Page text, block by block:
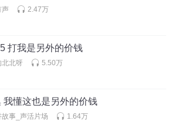
声 2.47万
打我是另外的价钱
北北呀 5.50万
我懂这也是另外的价钱
故事_声活片场 1.64万